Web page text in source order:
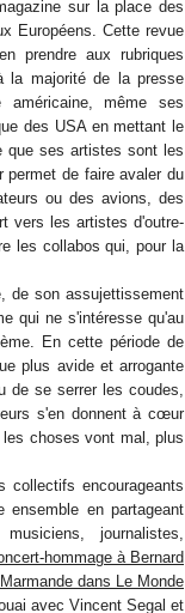
sur la place des
Européens. Cette revue
prendre aux rubriques
la majorité de la presse
américaine, même ses
des USA en mettant le
que ses artistes sont les
permet de faire avaler du
ou des avions, des
vers les artistes d'outre-
les collabos qui, pour la
de son assujettissement
qui ne s'intéresse qu'au
En cette période de
plus avide et arrogante
de se serrer les coudes,
s'en donnent à cœur
choses vont mal, plus
collectifs encourageants
en partageant
journalistes,
hommage à Bernard
dans Le Monde
avec Vincent Segal et